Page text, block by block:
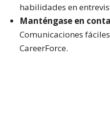
habilidades en
Manténgase en
Comunicaciones
CareerForce.